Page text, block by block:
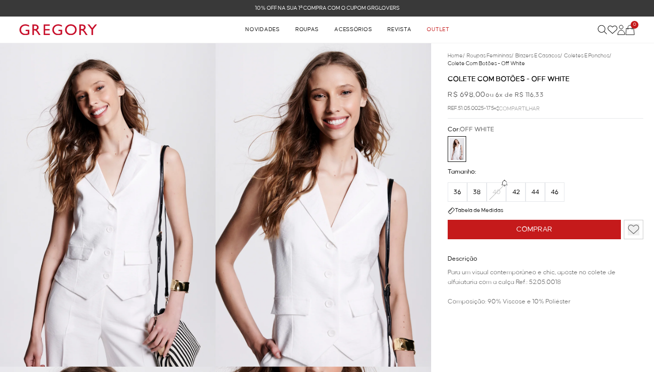
FRETE GRÁTIS NAS COMPRAS ACIMA DE R$ 899
NOVIDADES ROUPAS ACESSÓRIOS REVISTA OUTLET
0
Home/ Roupas Femininas/ Blazers E Casacos/ Coletes E Ponchos/
Colete Com Botões - Off White
COLETE COM BOTÕES - OFF WHITE
R$ 698,00ou 6x de R$ 116,33
REF.51.05.0025-175 COMPARTILHAR
COMPRAR
Cor:OFF WHITE
Tamanho:
36 38 40 42 44 46
Tabela de Medidas
Descrição
Para um visual contemporâneo e chic, aposte no colete de
alfaiataria com a calça Ref.: 52.05.0018
Composição: 90% Viscose e 10% Poliéster